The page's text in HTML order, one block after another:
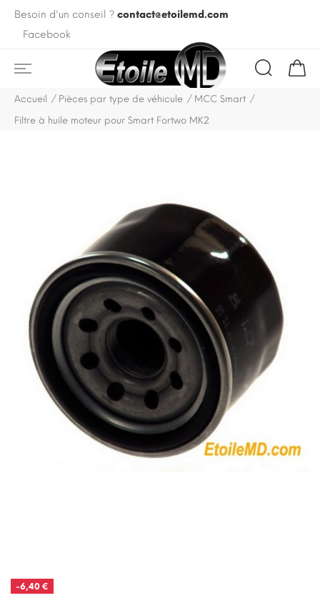
Besoin d'un conseil ? contact@etoilemd.com
Facebook
Accueil Pièces par type de véhicule
MCC Smart
Filtre à huile moteur pour Smart Fortwo MK2
-6,40 €